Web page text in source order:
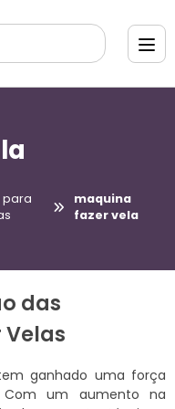
para
maquina
fazer vela
das
ganhado uma força
Com um aumento na